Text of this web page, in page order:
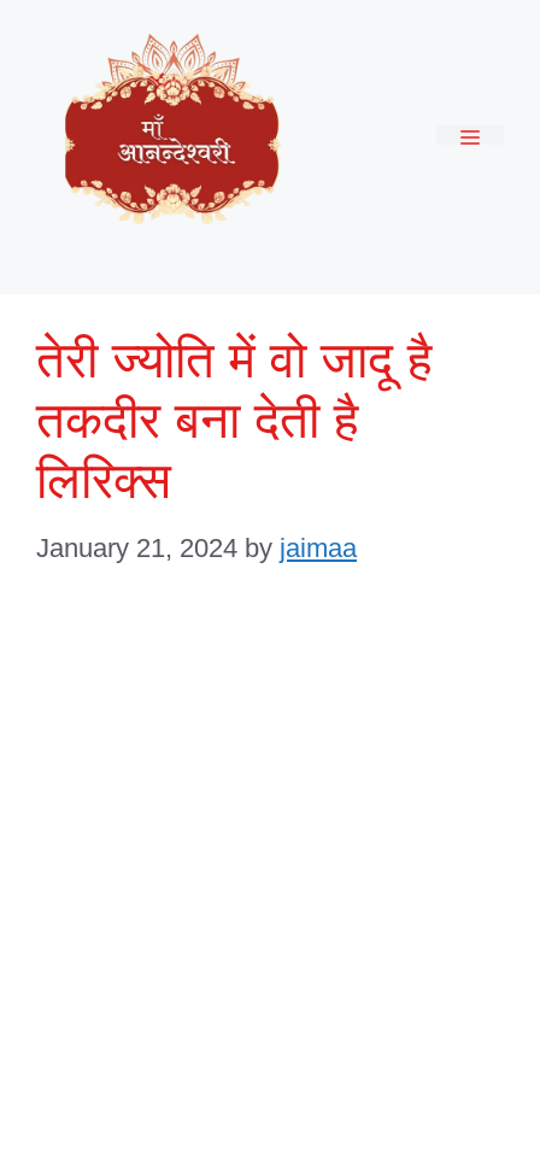
content
तेरी ज्योति में वो जादू है
तकदीर बना देती है
लिरिक्स
January 21, 2024 by jaimaa